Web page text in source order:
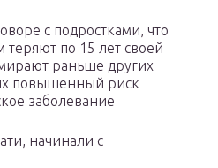
с подростками, что
по 15 лет своей
раньше других
повышенный риск
заболевание
начинали с